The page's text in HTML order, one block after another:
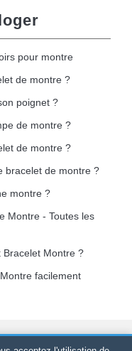
pour montre
de montre ?
poignet ?
de montre ?
de montre ?
bracelet de montre ?
montre ?
Montre - Toutes les
Montre ?
facilement
droits réservés-SIRET